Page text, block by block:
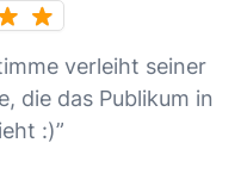
verleiht seiner
die das Publikum in
:)”